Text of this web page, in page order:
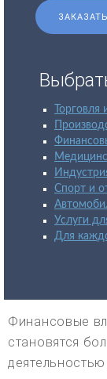
Торговля
Спорт и
Услуги
Для
Финансовые
становятся